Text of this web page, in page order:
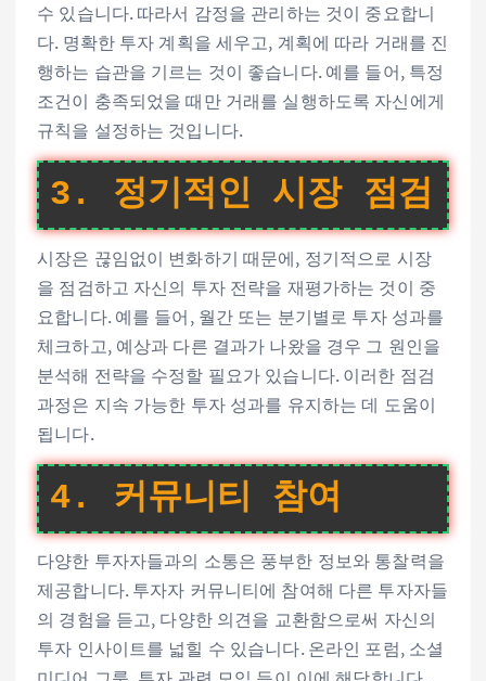
수 있습니다. 따라서 감정을 관리하는 것이 중요합니
다. 명확한 투자 계획을 세우고, 계획에 따라 거래를 진
행하는 습관을 기르는 것이 좋습니다. 예를 들어, 특정
조건이 충족되었을 때만 거래를 실행하도록 자신에게
규칙을 설정하는 것입니다.
3. 정기적인 시장 점검
시장은 끊임없이 변화하기 때문에, 정기적으로 시장
을 점검하고 자신의 투자 전략을 재평가하는 것이 중
요합니다. 예를 들어, 월간 또는 분기별로 투자 성과를
체크하고, 예상과 다른 결과가 나왔을 경우 그 원인을
분석해 전략을 수정할 필요가 있습니다. 이러한 점검
과정은 지속 가능한 투자 성과를 유지하는 데 도움이
됩니다.
4. 커뮤니티 참여
다양한 투자자들과의 소통은 풍부한 정보와 통찰력을
제공합니다. 투자자 커뮤니티에 참여해 다른 투자자들
의 경험을 듣고, 다양한 의견을 교환함으로써 자신의
투자 인사이트를 넓힐 수 있습니다. 온라인 포럼, 소셜